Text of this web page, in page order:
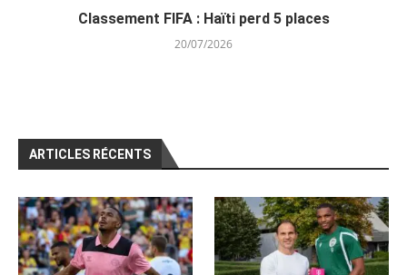
Classement FIFA : Haïti perd 5 places
20/07/2026
ARTICLES RÉCENTS